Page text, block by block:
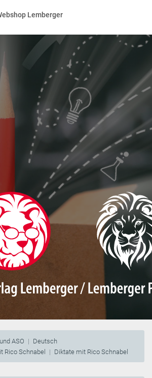
Lemberger
ASO
Deutsch
Rico Schnabel
Diktate mit Rico Schnabel